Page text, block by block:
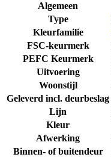
Algemeen
Type
Kleurfamilie
FSC-keurmerk
PEFC Keurmerk
Uitvoering
Woonstijl
Geleverd incl. deurbeslag
Lijn
Kleur
Afwerking
Binnen- of buitendeur